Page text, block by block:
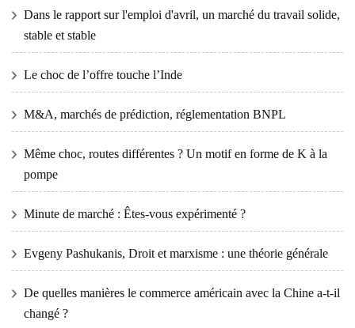
Dans le rapport sur l'emploi d'avril, un marché du travail solide,
stable et stable
Le choc de l’offre touche l’Inde
M&A, marchés de prédiction, réglementation BNPL
Même choc, routes différentes ? Un motif en forme de K à la
pompe
Minute de marché : Êtes-vous expérimenté ?
Evgeny Pashukanis, Droit et marxisme : une théorie générale
De quelles manières le commerce américain avec la Chine a-t-il
changé ?